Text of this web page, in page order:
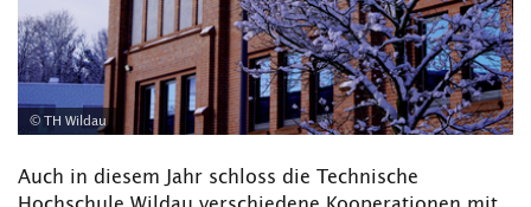
© TH Wildau
Auch in diesem Jahr schloss die Technische